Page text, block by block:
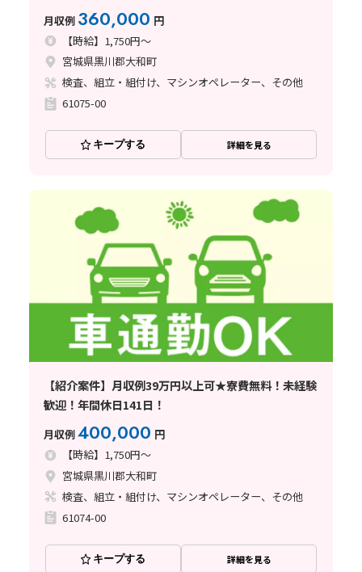
月収例 360,000 円
【時給】1,750円～
宮城県黒川郡大和町
検査、組立・組付け、マシンオペレーター、その他
61075-00
キープする 詳細を見る
【紹介案件】月収例39万円以上可★寮費無料！未経験
歓迎！年間休日141日！
月収例400,000 円
【時給】1,750円～
宮城県黒川郡大和町
検査、組立・組付け、マシンオペレーター、その他
61074-00
キープする 詳細を見る